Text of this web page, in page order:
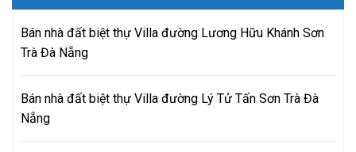
Bán nhà đất biệt thự Villa đường Lương Hữu Khánh Sơn
Trà Đà Nẵng
Bán nhà đất biệt thự Villa đường Lý Tử Tấn Sơn Trà Đà
Nẵng